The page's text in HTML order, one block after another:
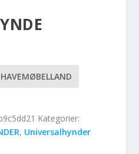
Kategorier:
, Universalhynder